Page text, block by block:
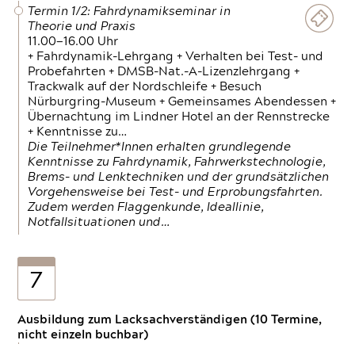
Termin 1/2: Fahrdynamikseminar in
Theorie und Praxis
11.00—16.00 Uhr
+ Fahrdynamik-Lehrgang + Verhalten bei Test- und
Probefahrten + DMSB-Nat.-A-Lizenzlehrgang +
Trackwalk auf der Nordschleife + Besuch
Nürburgring-Museum + Gemeinsames Abendessen +
Übernachtung im Lindner Hotel an der Rennstrecke
+ Kenntnisse zu…
Die Teilnehmer*Innen erhalten grundlegende
Kenntnisse zu Fahrdynamik, Fahrwerkstechnologie,
Brems- und Lenktechniken und der grundsätzlichen
Vorgehensweise bei Test- und Erprobungsfahrten.
Zudem werden Flaggenkunde, Ideallinie,
Notfallsituationen und…
7
Ausbildung zum Lacksachverständigen (10 Termine,
nicht einzeln buchbar)